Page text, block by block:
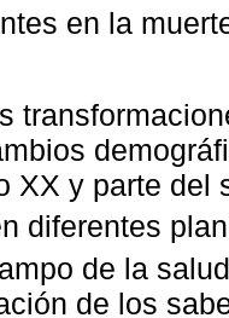
en la
XX y parte del
diferentes
de la
de los